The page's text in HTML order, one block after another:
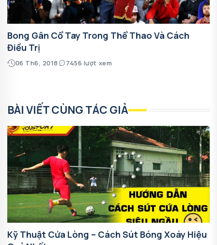
Bong Gân Cổ Tay Trong Thể Thao Và Cách
Điều Trị
06 Th6, 2018 7456 lượt xem
BÀI VIẾT CÙNG TÁC GIẢ
Kỹ Thuật Cứa Lòng – Cách Sút Bóng Xoáy Hiệu